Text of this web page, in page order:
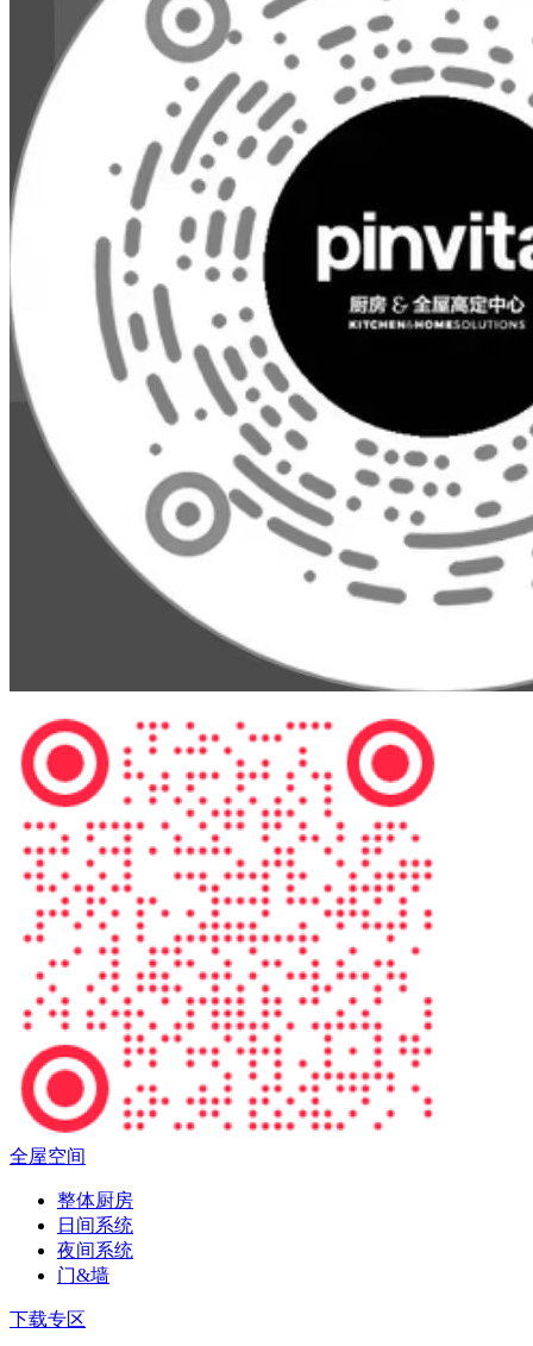
全屋空间
整体厨房
日间系统
夜间系统
门&墙
下载专区